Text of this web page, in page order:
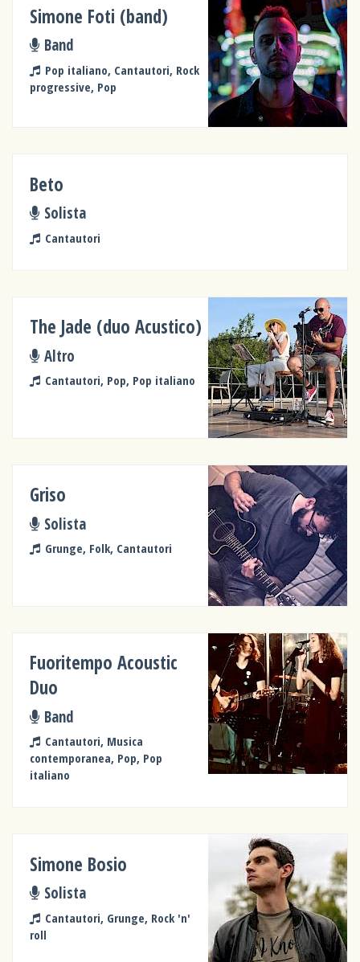
Simone Foti (band)
Band
Pop italiano, Cantautori, Rock
progressive, Pop
Beto
Solista
Cantautori
The Jade (duo Acustico)
Altro
Cantautori, Pop, Pop italiano
Griso
Solista
Grunge, Folk, Cantautori
Fuoritempo Acoustic
Duo
Band
Cantautori, Musica
contemporanea, Pop, Pop
italiano
Simone Bosio
Solista
Cantautori, Grunge, Rock 'n'
roll